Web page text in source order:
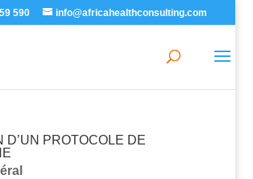
590 info@africahealthconsulting.com
D’UN PROTOCOLE DE